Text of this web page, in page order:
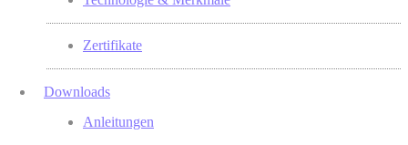
Zertifikate
Downloads
Anleitungen